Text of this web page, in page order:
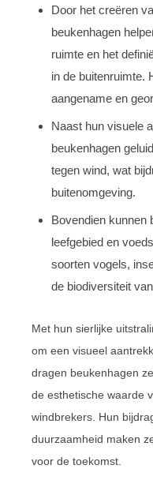
Door het creëren
beukenhagen
ruimte en het
in de buitenruimte.
aangename en
Naast hun visuele
beukenhagen
tegen wind, wat
buitenomgeving.
Bovendien kunnen
leefgebied en
soorten vogels,
de biodiversiteit
Met hun sierlijke
om een visueel
dragen beukenhagen
de esthetische waarde
windbrekers. Hun
duurzaamheid maken
voor de toekomst.